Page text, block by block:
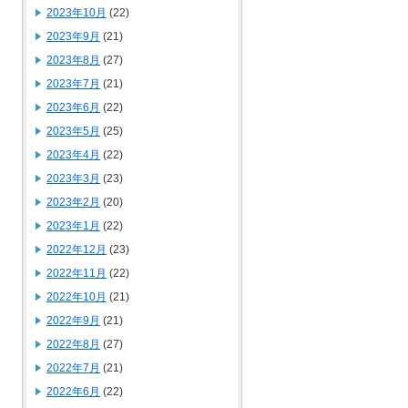
2023年10月 (22)
2023年9月 (21)
2023年8月 (27)
2023年7月 (21)
2023年6月 (22)
2023年5月 (25)
2023年4月 (22)
2023年3月 (23)
2023年2月 (20)
2023年1月 (22)
2022年12月 (23)
2022年11月 (22)
2022年10月 (21)
2022年9月 (21)
2022年8月 (27)
2022年7月 (21)
2022年6月 (22)